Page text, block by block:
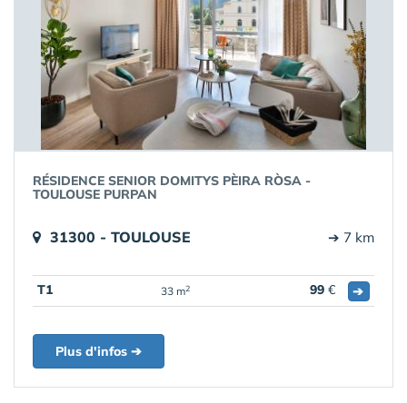
RÉSIDENCE SENIOR DOMITYS PÈIRA RÒSA -
TOULOUSE PURPAN
31300 - TOULOUSE ➔ 7 km
T1 33 m2 99 € ➔
Plus d'infos ➔